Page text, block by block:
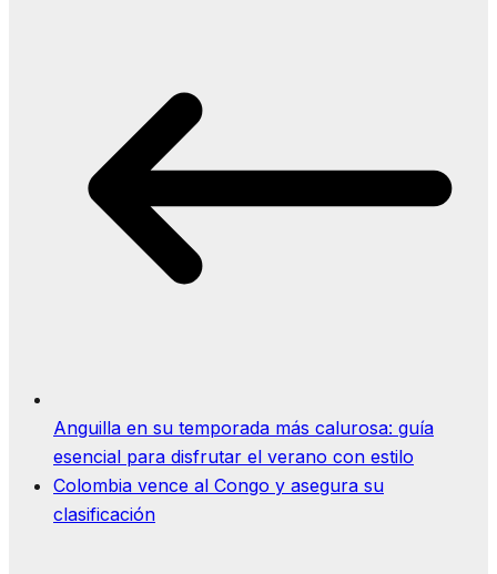
Anguilla en su temporada más calurosa: guía
esencial para disfrutar el verano con estilo
Colombia vence al Congo y asegura su
clasificación